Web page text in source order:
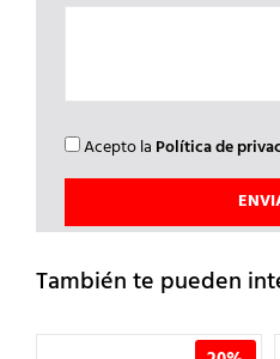
Acepto la Política de
También te pueden